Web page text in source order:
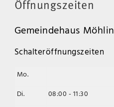
Öffnungszeiten
Gemeindehaus Möhlin
Schalteröffnungszeiten
Mo.
Di.
08:00 - 11:30